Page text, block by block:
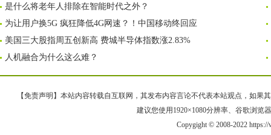
是什么将老年人排除在智能时代之外？
为让用户换5G 疯狂降低4G网速？！中国移动终回应
美国三大股指周五创新高 费城半导体指数涨2.83%
人机融合为什么这么难？
【免责声明】本站内容转载自互联网，其发布内容言论不代表本站观点，如果
建议您使用1920×1080分辨率、谷歌浏览
Copygight © 2008-2022